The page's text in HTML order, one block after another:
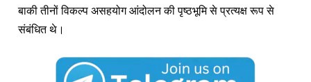
बाकी तीनों विकल्प असहयोग आंदोलन की पृष्ठभूमि से प्रत्यक्ष रूप से
संबंधित थे।